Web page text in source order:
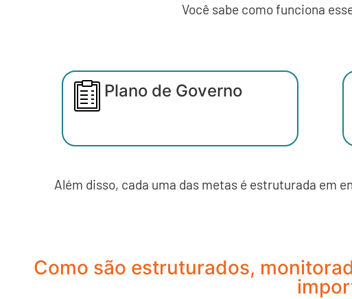
Você sabe como funciona
Plano de Governo
Além disso, cada uma das metas é estruturada em
Como são estruturados,